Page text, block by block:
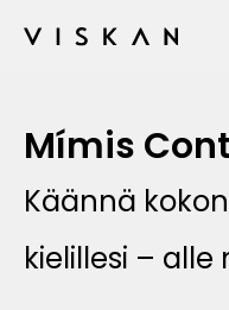
Mímis
Käännä
kielillesi – alle